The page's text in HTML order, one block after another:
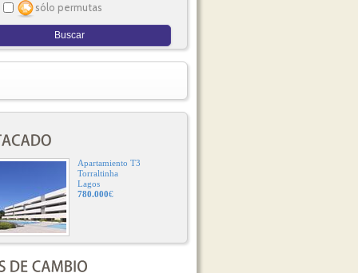
sólo permutas
Apartamiento T3
Torraltinha
Lagos
780.000€